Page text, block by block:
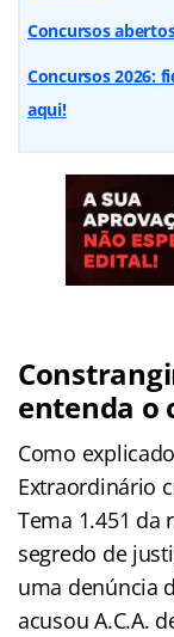
Concursos
Concursos 2026:
aqui!
entenda o
Como
Extraordinário
Tema 1.451 da
segredo de
uma denúncia
acusou A.C.A.